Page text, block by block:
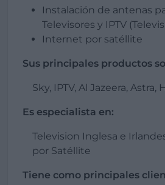
Instalación de antenas
Televisores y IPTV
Internet por satéllite
Sus principales productos
Sky, IPTV, Al Jazeera, Astra,
Es especialista en:
Television Inglesa e
por Satéllite
Tiene como principales